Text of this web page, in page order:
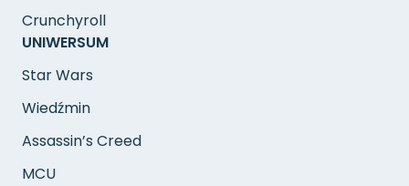
Crunchyroll
UNIWERSUM
Star Wars
Wiedźmin
Assassin’s Creed
MCU